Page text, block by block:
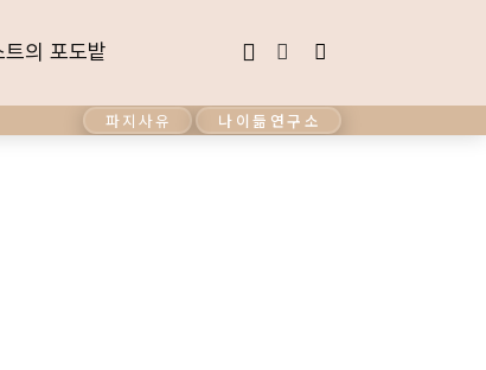
트의 포도밭
트의 포도밭
파지사유 나이듦연구소